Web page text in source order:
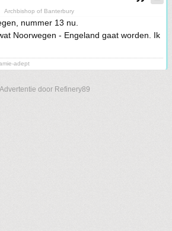
Archbishop of Banterbury
nummer 13 nu.
Noorwegen - Engeland gaat worden. Ik
adept
door Refinery89